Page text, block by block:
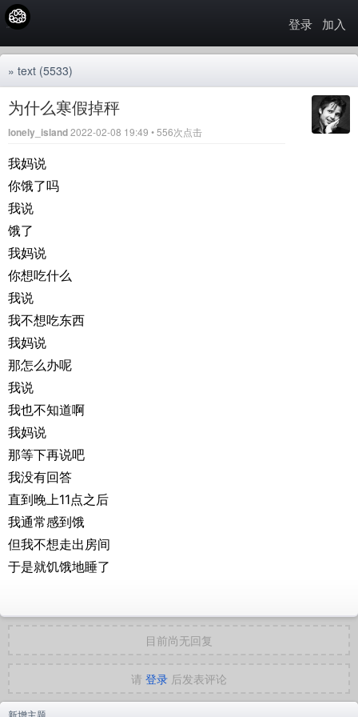
登录 加入
» text (5533)
为什么寒假掉秤
lonely_island2022-02-08 19:49 • 556次点击
我妈说
你饿了吗
我说
饿了
我妈说
你想吃什么
我说
我不想吃东西
我妈说
那怎么办呢
我说
我也不知道啊
我妈说
那等下再说吧
我没有回答
直到晚上11点之后
我通常感到饿
但我不想走出房间
于是就饥饿地睡了
目前尚无回复
请 登录 后发表评论
新增主题